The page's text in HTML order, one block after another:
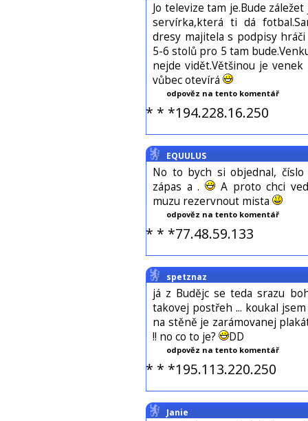
Jo televize tam je.Bude
servírka,která ti dá
dresy majitela s podpisy
5-6 stolů pro 5 tam
nejde vidět.Většinou je
vůbec otevírá
odpověz na tento komentář
* * *194.228.16.250
EQUULUS
No to bych si objednal,
zápas a .
A proto chci
muzu rezervnout mista
odpověz na tento komentář
* * *77.48.59.133
spetznaz
já z Budějc se teda srazu
takovej postřeh ... koukal
na stěně je zarámovanej
!! no co to je?
DD
odpověz na tento komentář
* * *195.113.220.250
Janie